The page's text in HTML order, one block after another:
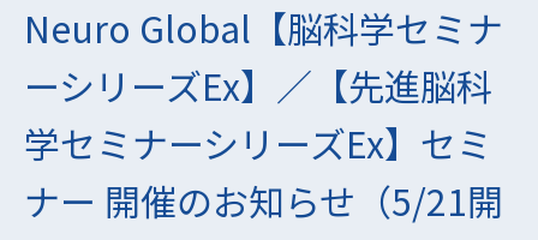
Neuro Global【脳科学セミナ
ーシリーズEx】／【先進脳科
学セミナーシリーズEx】セミ
ナー 開催のお知らせ（5/21開